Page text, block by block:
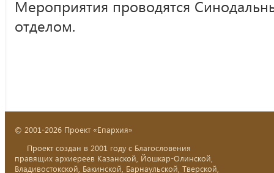
Мероприятия проводятся
отделом.
© 2001-2026 Проект «Епархия»
Проект создан в 2001 году с Благословения
правящих архиереев Казанской, Йошкар-Олинской,
Владивостокской, Бакинской, Барнаульской, Тверской,